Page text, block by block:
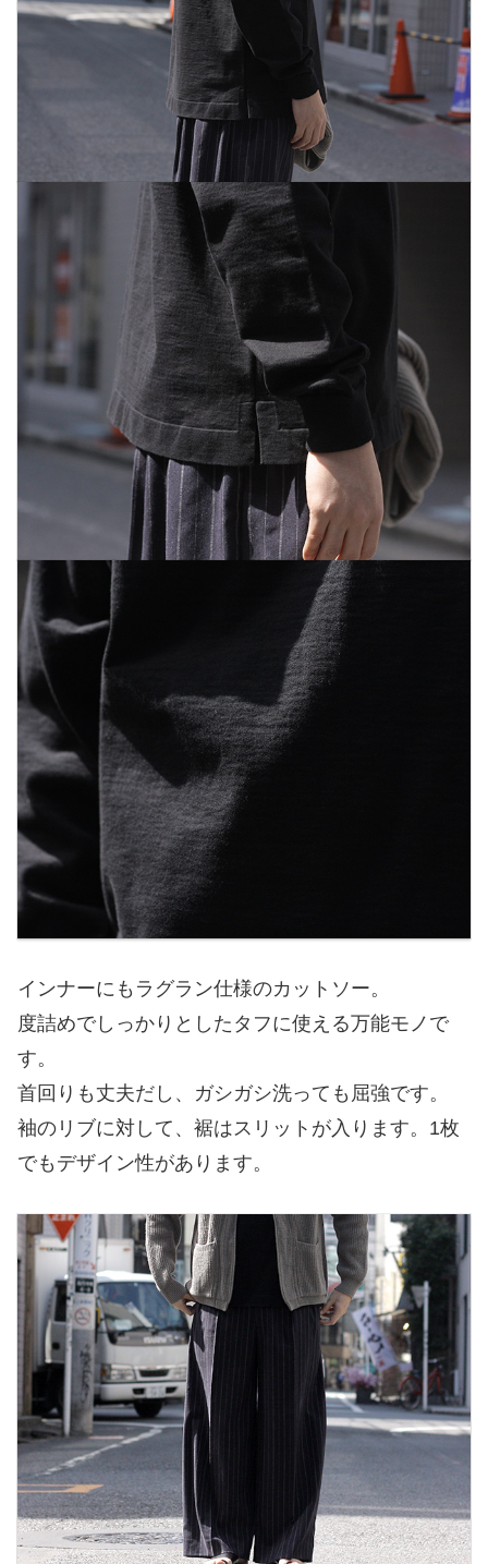
インナーにもラグラン仕様のカットソー。
度詰めでしっかりとしたタフに使える万能モノで
す。
首回りも丈夫だし、ガシガシ洗っても屈強です。
袖のリブに対して、裾はスリットが入ります。1枚
でもデザイン性があります。